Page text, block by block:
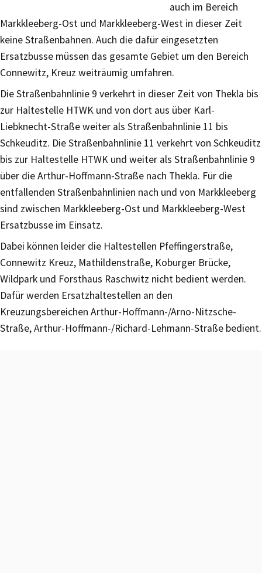
auch im Bereich
Markkleeberg-Ost und Markkleeberg-West in dieser Zeit
keine Straßenbahnen. Auch die dafür eingesetzten
Ersatzbusse müssen das gesamte Gebiet um den Bereich
Connewitz, Kreuz weiträumig umfahren.
Die Straßenbahnlinie 9 verkehrt in dieser Zeit von Thekla bis
zur Haltestelle HTWK und von dort aus über Karl-
Liebknecht-Straße weiter als Straßenbahnlinie 11 bis
Schkeuditz. Die Straßenbahnlinie 11 verkehrt von Schkeuditz
bis zur Haltestelle HTWK und weiter als Straßenbahnlinie 9
über die Arthur-Hoffmann-Straße nach Thekla. Für die
entfallenden Straßenbahnlinien nach und von Markkleeberg
sind zwischen Markkleeberg-Ost und Markkleeberg-West
Ersatzbusse im Einsatz.
Dabei können leider die Haltestellen Pfeffingerstraße,
Connewitz Kreuz, Mathildenstraße, Koburger Brücke,
Wildpark und Forsthaus Raschwitz nicht bedient werden.
Dafür werden Ersatzhaltestellen an den
Kreuzungsbereichen Arthur-Hoffmann-/Arno-Nitzsche-
Straße, Arthur-Hoffmann-/Richard-Lehmann-Straße bedient.